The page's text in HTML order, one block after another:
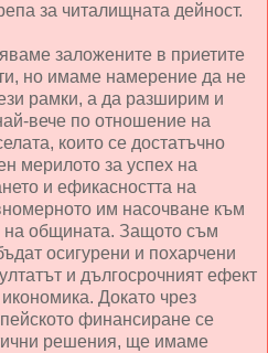
за читалищната дейност.
заложените в приетите
но имаме намерение да не
рамки, а да разширим и
вече по отношение на
които се достатъчно
мерилото за успех на
и ефикасността на
им насочване към
на общината. Защото съм
осигурени и похарчени
и дългосрочният ефект
Докато чрез
финансиране се
решения, ще имаме